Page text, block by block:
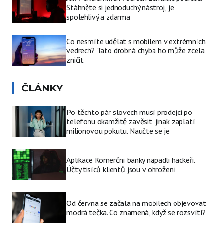
Stáhněte si jednoduchý nástroj, je
spolehlivý a zdarma
Co nesmíte udělat s mobilem v extrémních
vedrech? Tato drobná chyba ho může zcela
zničit
ČLÁNKY
Po těchto pár slovech musí prodejci po
telefonu okamžitě zavěsit, jinak zaplatí
milionovou pokutu. Naučte se je
Aplikace Komerční banky napadli hackeři.
Účty tisíců klientů jsou v ohrožení
Od června se začala na mobilech objevovat
modrá tečka. Co znamená, když se rozsvítí?